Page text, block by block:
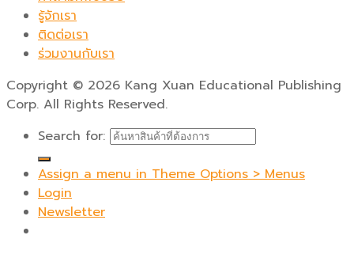
รู้จักเรา
ติดต่อเรา
ร่วมงานกับเรา
Copyright © 2026 Kang Xuan Educational Publishing
Corp. All Rights Reserved.
Search for:
Assign a menu in Theme Options > Menus
Login
Newsletter